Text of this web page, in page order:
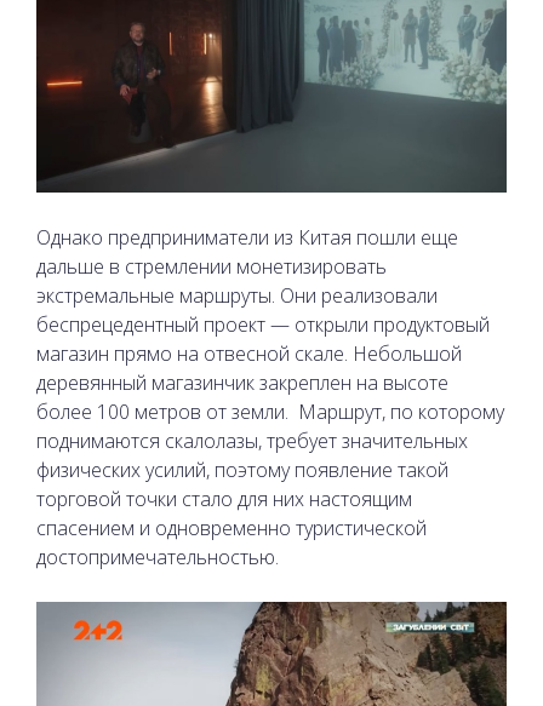
Однако предприниматели из Китая пошли еще
дальше в стремлении монетизировать
экстремальные маршруты. Они реализовали
беспрецедентный проект — открыли продуктовый
магазин прямо на отвесной скале. Небольшой
деревянный магазинчик закреплен на высоте
более 100 метров от земли. Маршрут, по которому
поднимаются скалолазы, требует значительных
физических усилий, поэтому появление такой
торговой точки стало для них настоящим
спасением и одновременно туристической
достопримечательностью.